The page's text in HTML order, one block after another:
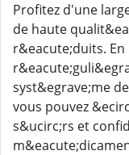
Profitez d'une
de haute
r&eacute;duits.
syst&egrave;me
vous pouvez
s&ucirc;rs et